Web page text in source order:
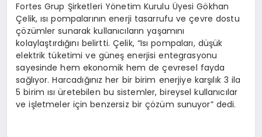
Fortes Grup Şirketleri Yönetim Kurulu Üyesi Gökhan
Çelik, ısı pompalarının enerji tasarrufu ve çevre dostu
çözümler sunarak kullanıcıların yaşamını
kolaylaştırdığını belirtti. Çelik, “Isı pompaları, düşük
elektrik tüketimi ve güneş enerjisi entegrasyonu
sayesinde hem ekonomik hem de çevresel fayda
sağlıyor. Harcadığınız her bir birim enerjiye karşılık 3 ila
5 birim ısı üretebilen bu sistemler, bireysel kullanıcılar
ve işletmeler için benzersiz bir çözüm sunuyor” dedi.